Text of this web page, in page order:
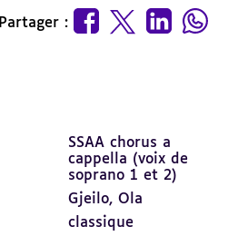
Partager :
SSAA chorus a
cappella (voix de
soprano 1 et 2)
Gjeilo, Ola
classique